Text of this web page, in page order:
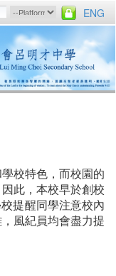
ENG
校特色，而校園的
此，本校早於創校
提醒同學注意校內
風紀員均會盡力提